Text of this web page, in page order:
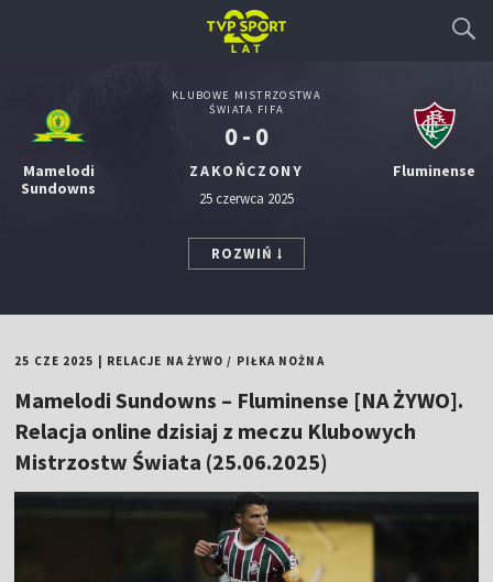
Mamelodi
Sundowns
KLUBOWE MISTRZOSTWA
ŚWIATA FIFA
0 - 0
ZAKOŃCZONY
25 czerwca 2025
Fluminense
ROZWIŃ
25 CZE 2025 RELACJE NA ŻYWO / PIŁKA NOŻNA
Mamelodi Sundowns – Fluminense [NA ŻYWO].
Relacja online dzisiaj z meczu Klubowych
Mistrzostw Świata (25.06.2025)